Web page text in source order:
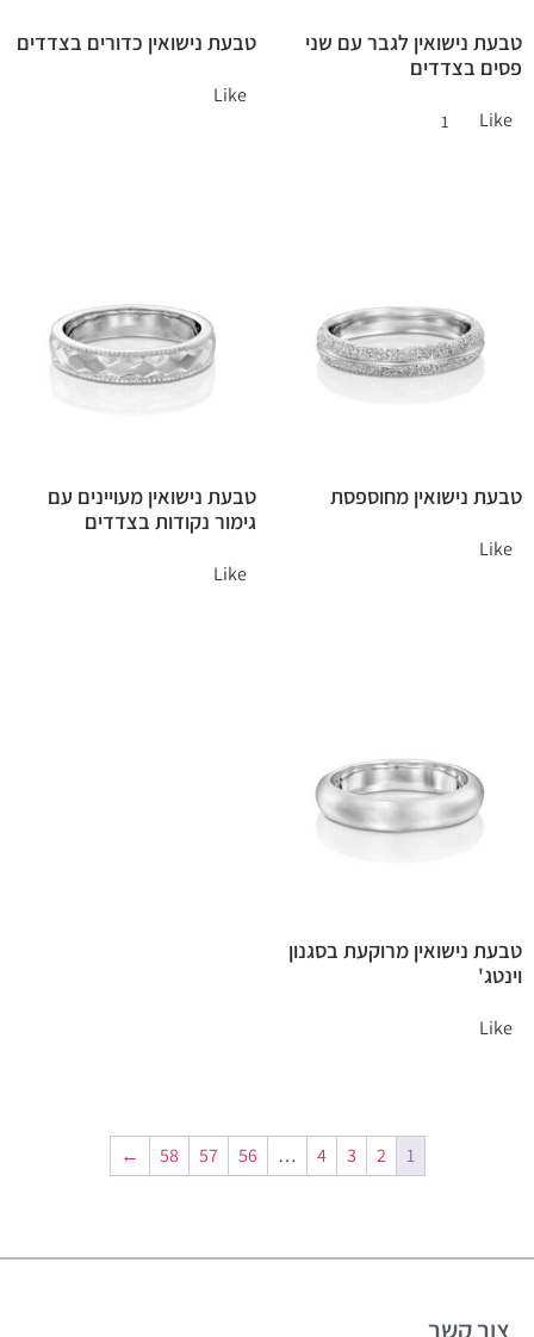
טבעת נישואין לגבר עם שני
פסים בצדדים
Like
1
טבעת נישואין כדורים בצדדים
Like
טבעת נישואין מחוספסת
Like
טבעת נישואין מעויינים עם
גימור נקודות בצדדים
Like
טבעת נישואין מרוקעת בסגנון
וינטג'
Like
1
2
3
4
…
56
57
58
←